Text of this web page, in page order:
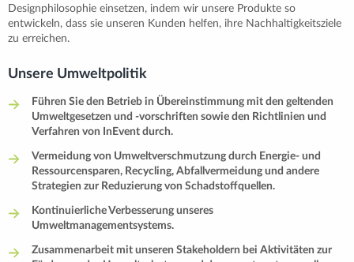
Designphilosophie einsetzen, indem wir unsere Produkte so
entwickeln, dass sie unseren Kunden helfen, ihre Nachhaltigkeitsziele
zu erreichen.
Unsere Umweltpolitik
Führen Sie den Betrieb in Übereinstimmung mit den geltenden
Umweltgesetzen und -vorschriften sowie den Richtlinien und
Verfahren von InEvent durch.
Vermeidung von Umweltverschmutzung durch Energie- und
Ressourcensparen, Recycling, Abfallvermeidung und andere
Strategien zur Reduzierung von Schadstoffquellen.
Kontinuierliche Verbesserung unseres
Umweltmanagementsystems.
Zusammenarbeit mit unseren Stakeholdern bei Aktivitäten zur